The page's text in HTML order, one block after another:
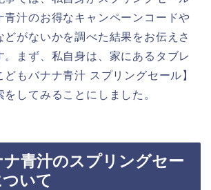
青汁のお得なキャンペーンコードや
どがないかを調べた結果をお伝えさ
。まず、私自身は、家にあるタブレ
どもバナナ青汁 スプリングセール】
してみることにしました。
青汁のスプリングセー
いて